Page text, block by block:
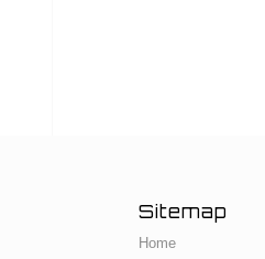
Sitemap
Home